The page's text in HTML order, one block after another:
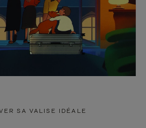
SA VALISE IDÉALE